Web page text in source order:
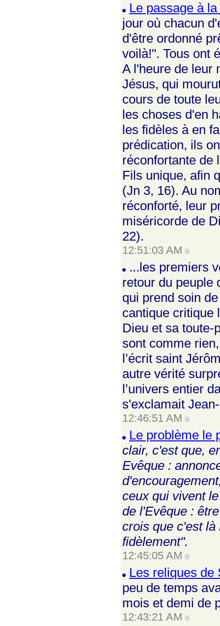
Le passage à
jour où chacun
d'être ordonné
voilà!". Tous ont
A l'heure de leur
Jésus, qui
cours de toute
les choses d'en
les fidèles à en
prédication, ils
réconfortante de
Fils unique, afin
(Jn 3, 16). Au
réconforté, leur
miséricorde de
22).
12:51:03 AM
...les premiers
retour du peuple
qui prend soin
cantique critique
Dieu et sa toute-
sont comme
l’écrit saint
autre vérité
l’univers entier
s'exclamait
12:46:51 AM
Le problème le
clair, c'est que,
Evêque :
ceux qui vivent
de l'Evêque :
crois que c'est
fidèlement".
12:45:05 AM
Les reliques de
peu de temps
mois et demi de
12:43:21 AM